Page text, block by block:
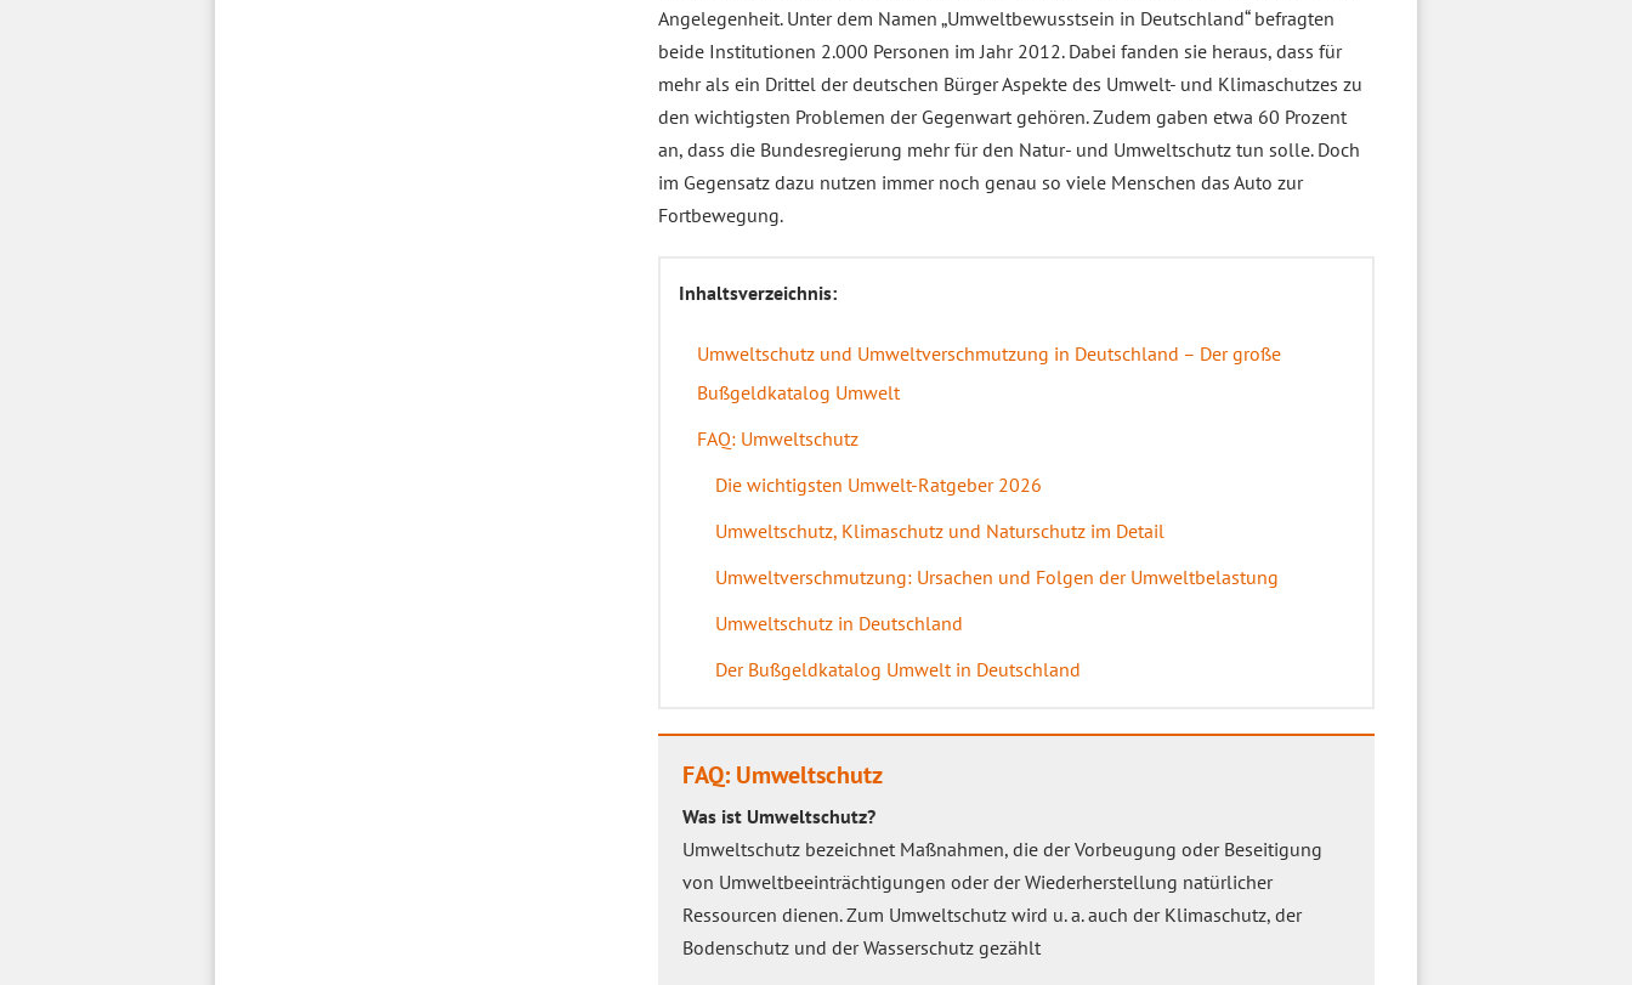
Angelegenheit. Unter dem Namen „Umweltbewusstsein in Deutschland“ befragten
beide Institutionen 2.000 Personen im Jahr 2012. Dabei fanden sie heraus, dass für
mehr als ein Drittel der deutschen Bürger Aspekte des Umwelt- und Klimaschutzes zu
den wichtigsten Problemen der Gegenwart gehören. Zudem gaben etwa 60 Prozent
an, dass die Bundesregierung mehr für den Natur- und Umweltschutz tun solle. Doch
im Gegensatz dazu nutzen immer noch genau so viele Menschen das Auto zur
Fortbewegung.
Inhaltsverzeichnis:
Umweltschutz und Umweltverschmutzung in Deutschland – Der große
Bußgeldkatalog Umwelt
FAQ: Umweltschutz
Die wichtigsten Umwelt-Ratgeber 2026
Umweltschutz, Klimaschutz und Naturschutz im Detail
Umweltverschmutzung: Ursachen und Folgen der Umweltbelastung
Umweltschutz in Deutschland
Der Bußgeldkatalog Umwelt in Deutschland
FAQ: Umweltschutz
Was ist Umweltschutz?
Umweltschutz bezeichnet Maßnahmen, die der Vorbeugung oder Beseitigung
von Umweltbeeinträchtigungen oder der Wiederherstellung natürlicher
Ressourcen dienen. Zum Umweltschutz wird u. a. auch der Klimaschutz, der
Bodenschutz und der Wasserschutz gezählt